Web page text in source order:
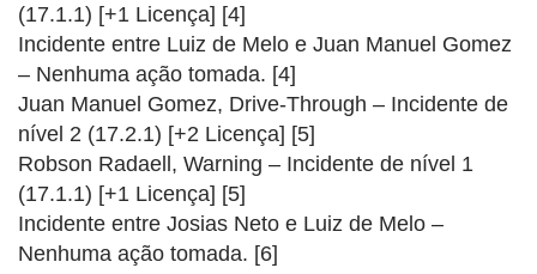
(17.1.1) [+1 Licença] [4]
Incidente entre Luiz de Melo e Juan Manuel Gomez
– Nenhuma ação tomada. [4]
Juan Manuel Gomez, Drive-Through – Incidente de
nível 2 (17.2.1) [+2 Licença] [5]
Robson Radaell, Warning – Incidente de nível 1
(17.1.1) [+1 Licença] [5]
Incidente entre Josias Neto e Luiz de Melo –
Nenhuma ação tomada. [6]